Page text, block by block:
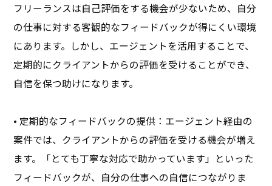
フリーランスは自己評価をする機会が少ないため、自分
の仕事に対する客観的なフィードバックが得にくい環境
にあります。しかし、エージェントを活用することで、
定期的にクライアントからの評価を受けることができ、
自信を保つ助けになります。
• 定期的なフィードバックの提供：エージェント経由の
案件では、クライアントからの評価を受ける機会が増え
ます。「とても丁寧な対応で助かっています」といった
フィードバックが、自分の仕事への自信につながりま